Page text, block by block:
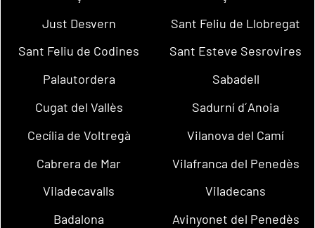
Just Desvern
Sant Feliu de Llobregat
Sant Feliu de Codines
Sant Esteve Sesrovires
Palautordera
Sabadell
Cugat del Vallès
Sadurní d´Anoia
Cecília de Voltregà
Vilanova del Camí
Cabrera de Mar
Vilafranca del Penedès
Viladecavalls
Viladecans
Badalona
Avinyonet del Penedès